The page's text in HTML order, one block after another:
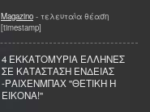
Magazino - τελευταία θέαση
[timestamp]
4 ΕΚΚΑΤΟΜΥΡΙΑ ΕΛΛΗΝΕΣ
ΣΕ ΚΑΤΑΣΤΑΣΗ ΕΝΔΕΙΑΣ
-ΡΑΙΧΕΝΜΠΑΧ ''ΘΕΤΙΚΗ Η
ΕΙΚΟΝΑ!''